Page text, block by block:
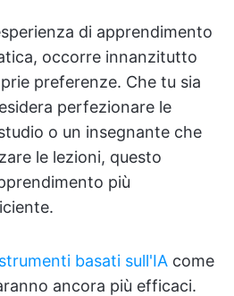
di apprendimento
occorre innanzitutto
preferenze. Che tu sia
perfezionare le
o un insegnante che
le lezioni, questo
più
strumenti basati sull'IA come
ancora più efficaci.